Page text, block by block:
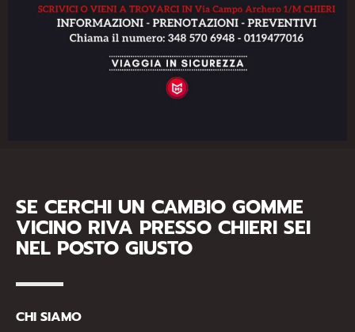
SE CERCHI UN CAMBIO GOMME
VICINO RIVA PRESSO CHIERI SEI
NEL POSTO GIUSTO
CHI SIAMO